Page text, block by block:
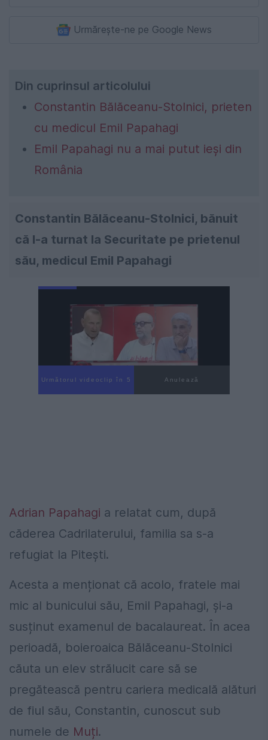
Urmărește-ne pe Google News
Din cuprinsul articolului
Constantin Bălăceanu-Stolnici, prieten
cu medicul Emil Papahagi
Emil Papahagi nu a mai putut ieși din
România
Constantin Bălăceanu-Stolnici, bănuit
că l-a turnat la Securitate pe prietenul
său, medicul Emil Papahagi
Următorul videoclip în 4 Anulează
Adrian Papahagi a relatat cum, după
căderea Cadrilaterului, familia sa s-a
refugiat la Pitești.
Acesta a menționat că acolo, fratele mai
mic al bunicului său, Emil Papahagi, și-a
susținut examenul de bacalaureat. În acea
perioadă, boieroaica Bălăceanu-Stolnici
căuta un elev strălucit care să se
pregătească pentru cariera medicală alături
de fiul său, Constantin, cunoscut sub
numele de Muți.